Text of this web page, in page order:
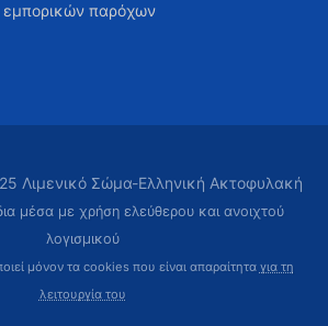
παρόχων
Λιμενικό Σώμα-Ελληνική Ακτοφυλακή
μέσα με χρήση ελεύθερου και ανοιχτού
λογισμικού
μόνον τα cookies που είναι απαραίτητα για τη
λειτουργία του